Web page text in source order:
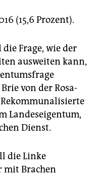
(15,6 Prozent).
Frage, wie der
ausweiten kann,
von der Rosa-
Landeseigentum,
Dienst.
die Linke
mit Brachen